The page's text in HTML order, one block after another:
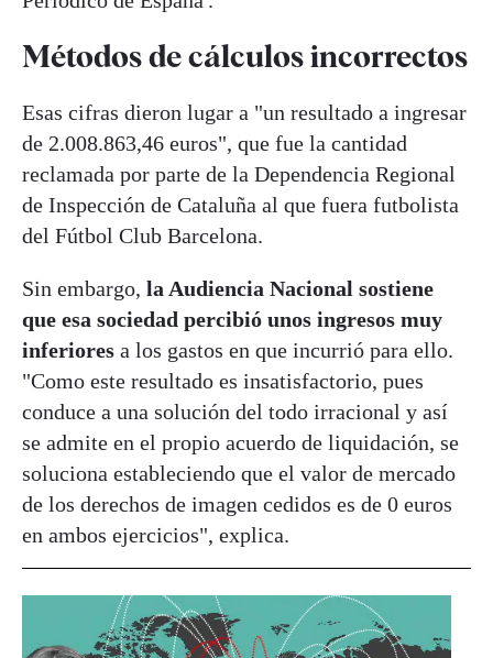
Métodos de cálculos incorrectos
Esas cifras dieron lugar a "un resultado a ingresar
de 2.008.863,46 euros", que fue la cantidad
reclamada por parte de la Dependencia Regional
de Inspección de Cataluña al que fuera futbolista
del Fútbol Club Barcelona.
Sin embargo, la Audiencia Nacional sostiene
que esa sociedad percibió unos ingresos muy
inferiores a los gastos en que incurrió para ello.
"Como este resultado es insatisfactorio, pues
conduce a una solución del todo irracional y así
se admite en el propio acuerdo de liquidación, se
soluciona estableciendo que el valor de mercado
de los derechos de imagen cedidos es de 0 euros
en ambos ejercicios", explica.